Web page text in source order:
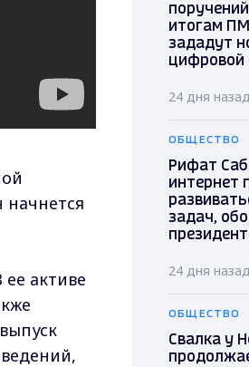
начнется
активе
итогам
зададут
цифровой
24 дня назад
ОБЩЕСТВО
Рифат
интернет
задач,
24 дня назад
ОБЩЕСТВО
Свалка у